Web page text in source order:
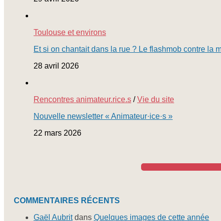
Toulouse et environs
Et si on chantait dans la rue ? Le flashmob contre la
28 avril 2026
Rencontres animateur.rice.s /Vie du site
Nouvelle newsletter « Animateur·ice·s »
22 mars 2026
COMMENTAIRES RÉCENTS
Gaël Aubritdans Quelques images de cette année